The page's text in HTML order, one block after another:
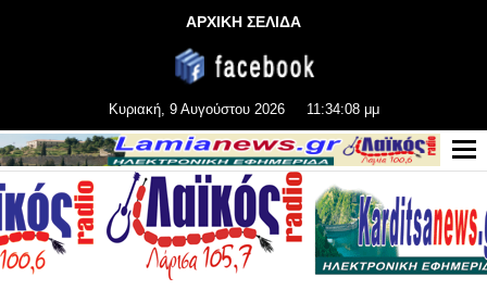
ΑΡΧΙΚΗ ΣΕΛΙΔΑ
Κυριακή, 9 Αυγούστου 2026 11:34:08 μμ